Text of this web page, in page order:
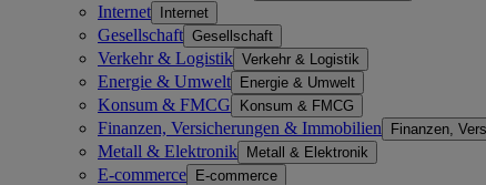
Internet Internet
Gesellschaft Gesellschaft
Verkehr & Logistik Verkehr & Logistik
Energie & Umwelt Energie & Umwelt
Konsum & FMCG Konsum & FMCG
Finanzen, Versicherungen & Immobilien Finanzen,
Metall & Elektronik Metall & Elektronik
E-commerce E-commerce